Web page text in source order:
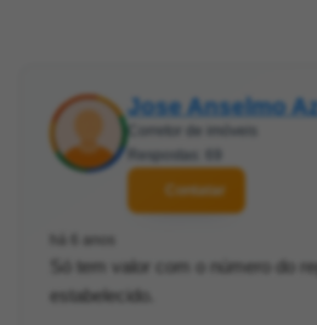
Jose Anselmo
Contatar
Só tem valor com o número do
estabelecido.